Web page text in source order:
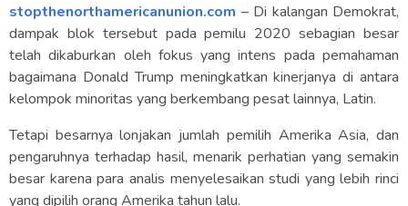
stopthenorthamericanunion.com – Di kalangan Demokrat,
dampak blok tersebut pada pemilu 2020 sebagian besar
telah dikaburkan oleh fokus yang intens pada pemahaman
bagaimana Donald Trump meningkatkan kinerjanya di antara
kelompok minoritas yang berkembang pesat lainnya, Latin.
Tetapi besarnya lonjakan jumlah pemilih Amerika Asia, dan
pengaruhnya terhadap hasil, menarik perhatian yang semakin
besar karena para analis menyelesaikan studi yang lebih rinci
yang dipilih orang Amerika tahun lalu.